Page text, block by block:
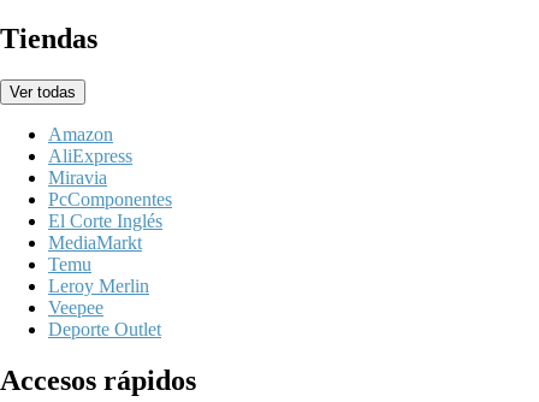
Tiendas
Ver todas
Amazon
AliExpress
Miravia
PcComponentes
El Corte Inglés
MediaMarkt
Temu
Leroy Merlin
Veepee
Deporte Outlet
Accesos rápidos